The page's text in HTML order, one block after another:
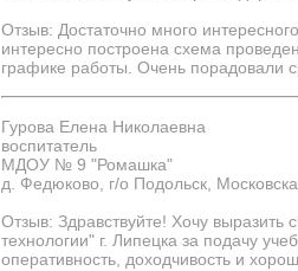
Отзыв: Достаточно много
интересно построена схема
графике работы. Очень порадовали
Гурова Елена Николаевна
воспитатель
МДОУ № 9 "Ромашка"
д. Федюково, г/о Подольск,
Отзыв: Здравствуйте! Хочу
технологии" г. Липецка за подачу
оперативность, доходчивость и